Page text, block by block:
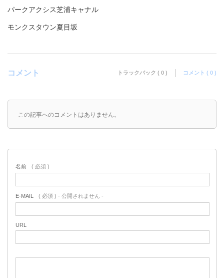
パークアクシス芝浦キャナル
モンクスタウン夏目坂
コメント トラックバック ( 0 ) コメント ( 0 )
この記事へのコメントはありません。
名前 ( 必須 )
E-MAIL ( 必須 ) - 公開されません -
URL